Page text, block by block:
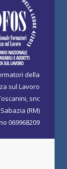
della
sul Lavoro
snc
(RM)
069968209